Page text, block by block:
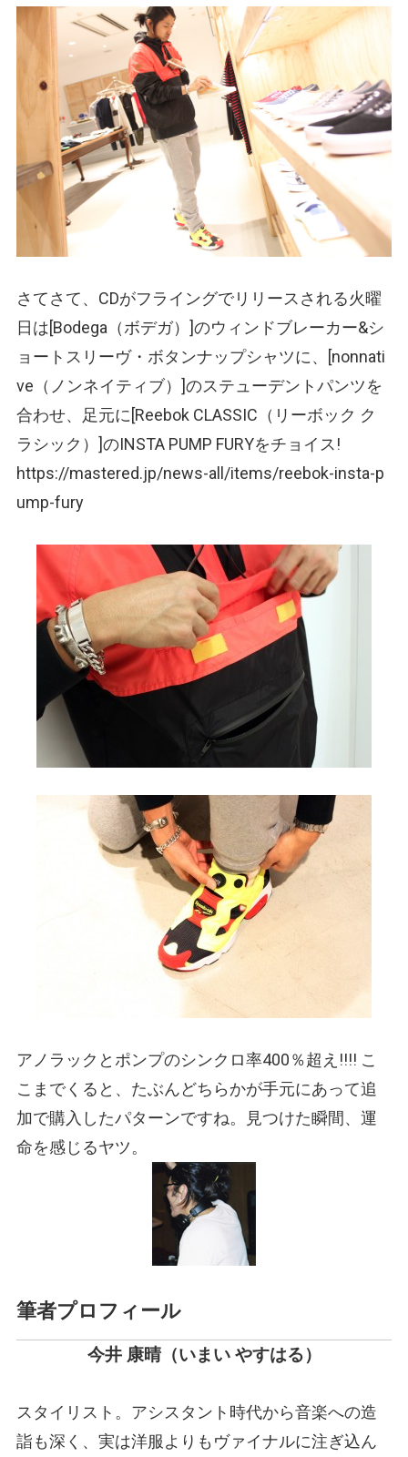
さてさて、CDがフライングでリリースされる火曜
日は[Bodega （ボデガ） ]のウィンドブレーカー&シ
ョートスリーヴ・ボタンナップシャツに、[nonnati
ve （ノンネイティブ） ]のステューデントパンツを
合わせ、足元に[Reebok CLASSIC （リーボック ク
ラシック） ]のINSTA PUMP FURYをチョイス!
https://mastered.jp/news-all/items/reebok-insta-p
ump-fury
アノラックとポンプのシンクロ率400％超え!!!! こ
こまでくると、たぶんどちらかが手元にあって追
加で購入したパターンですね。見つけた瞬間、運
命を感じるヤツ。
筆者プロフィール
今井 康晴（いまい やすはる）
スタイリスト。アシスタント時代から音楽への造
詣も深く、実は洋服よりもヴァイナルに注ぎ込ん